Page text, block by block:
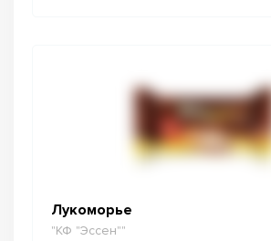
Лукоморье
"КФ "Эссен""